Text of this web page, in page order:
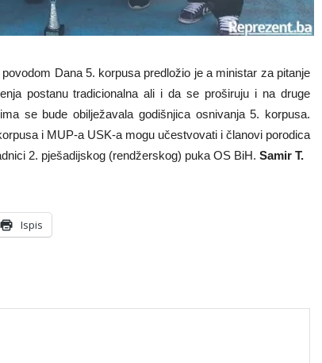
Dana 5. korpusa predložio je a ministar za pitanje
postanu tradicionalna ali i da se proširuju i na druge
se bude obilježavala godišnjica osnivanja 5. korpusa.
i MUP-a USK-a mogu učestvovati i članovi porodica
2. pješadijskog (rendžerskog) puka OS BiH. Samir T.
Ispis